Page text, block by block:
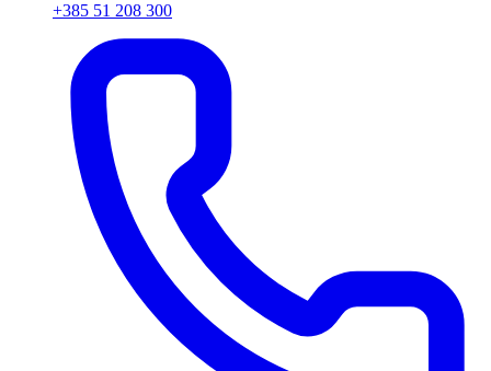
+385 51 208 300